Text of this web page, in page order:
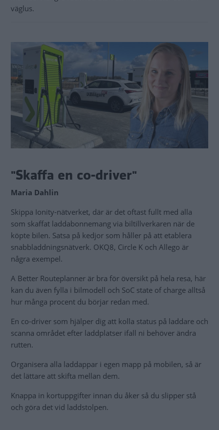
väglus.
"Skaffa en co-driver"
Maria Dahlin
Skippa Ionity-nätverket, där är det oftast fullt med alla
som skaffat laddabonnemang via biltillverkaren när de
köpte bilen. Satsa på kedjor som håller på att etablera
snabbladdningsnätverk. OKQ8, Circle K och Allego är
några exempel.
A Better Routeplanner är bra för översikt på hela resa, här
kan du även fylla i bilmodell och SoC state of charge alltså
hur många procent du börjar redan med.
En co-driver som hjälper dig att kolla status på laddare och
scanna området efter laddplatser ifall ni behöver ändra
rutten.
Organisera alla laddappar i egen mapp på mobilen, så är
det lättare att skifta mellan dem.
Knappa in kortuppgifter innan du åker så du slipper stå
och göra det vid laddstolpen.